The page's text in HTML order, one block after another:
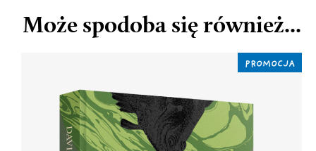
Może spodoba się również...
PROMOCJA